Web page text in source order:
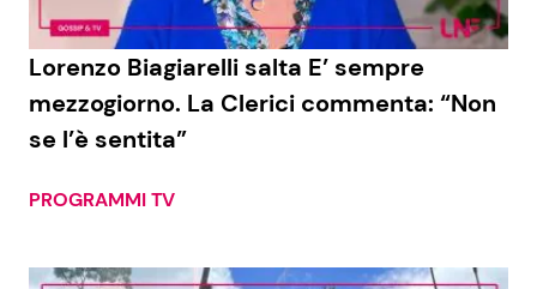
Lorenzo Biagiarelli salta E’ sempre
mezzogiorno. La Clerici commenta: “Non
se l’è sentita”
PROGRAMMI TV